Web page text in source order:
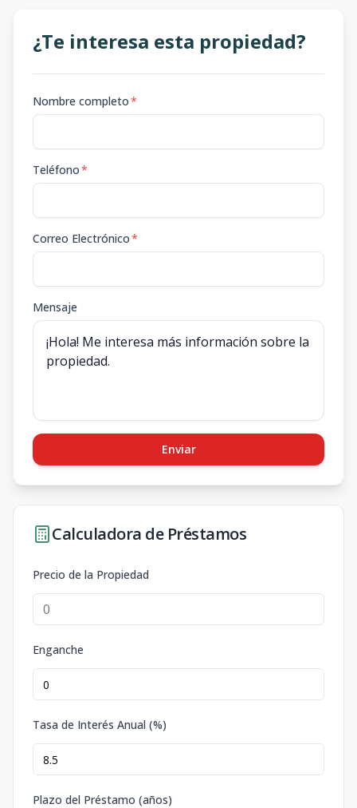
¿Te interesa esta propiedad?
Nombre completo*
Teléfono*
Correo Electrónico*
Mensaje
Enviar
Calculadora de Préstamos
Precio de la Propiedad
Enganche
Tasa de Interés Anual (%)
Plazo del Préstamo (años)